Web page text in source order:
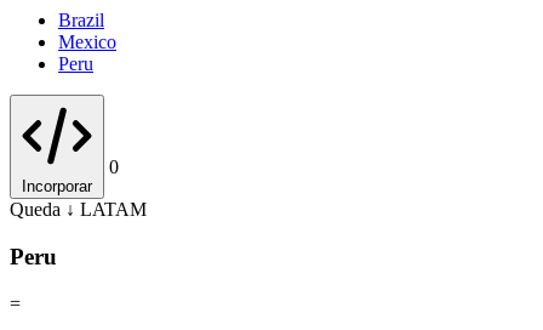
Brazil
Mexico
Peru
Incorporar
0
Queda ↓ LATAM
Peru
=